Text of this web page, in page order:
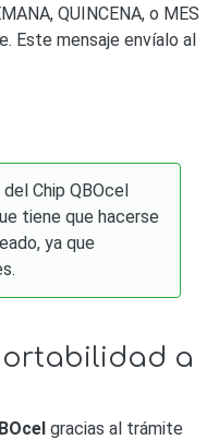
QUINCENA, o MES
Este mensaje envíalo al
Chip QBOcel
tiene que hacerse
ya que
a
gracias al trámite